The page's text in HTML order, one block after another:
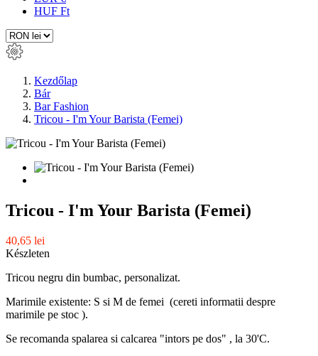
HUF Ft
Kezdőlap
Bár
Bar Fashion
Tricou - I'm Your Barista (Femei)
Tricou - I'm Your Barista (Femei)
40,65 lei
Készleten
Tricou negru din bumbac, personalizat.
Marimile existente: S si M de femei (cereti informatii despre
marimile pe stoc ).
Se recomanda spalarea si calcarea "intors pe dos" , la 30'C.